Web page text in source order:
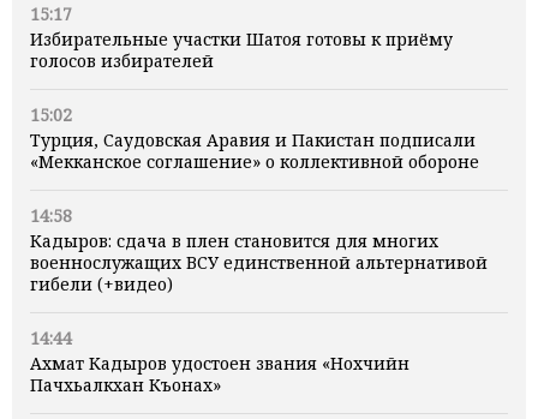
15:17
Избирательные участки Шатоя готовы к приёму
голосов избирателей
15:02
Турция, Саудовская Аравия и Пакистан подписали
«Мекканское соглашение» о коллективной обороне
14:58
Кадыров: сдача в плен становится для многих
военнослужащих ВСУ единственной альтернативой
гибели (+видео)
14:44
Ахмат Кадыров удостоен звания «Нохчийн
Пачхьалкхан Къонах»